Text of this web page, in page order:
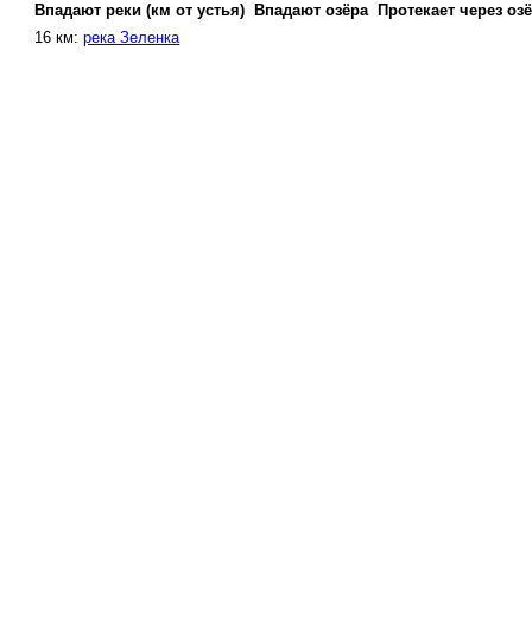
Впадают реки (км от устья)
Впадают озёра
Протекает через
16 км:река Зеленка